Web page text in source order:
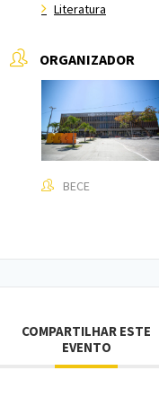
Literatura
ORGANIZADOR
BECE
COMPARTILHAR ESTE
EVENTO